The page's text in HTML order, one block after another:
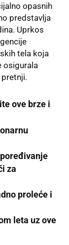
opasnih
predstavlja
Uprkos
tela koja
osigurala
ove brze i
za
proleće i
leta uz ove